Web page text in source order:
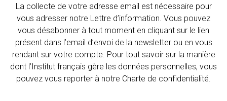
La collecte de votre adresse email est nécessaire pour
vous adresser notre Lettre d’information. Vous pouvez
vous désabonner à tout moment en cliquant sur le lien
présent dans l’email d’envoi de la newsletter ou en vous
rendant sur votre compte. Pour tout savoir sur la manière
dont l’Institut français gère les données personnelles, vous
pouvez vous reporter à notre Charte de confidentialité.